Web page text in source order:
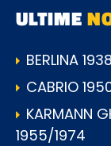
ULTIME
BERLINA
CABRIO
KARMANN
1955/1974